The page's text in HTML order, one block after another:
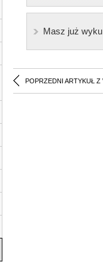
Masz już
POPRZEDNI ARTYKUŁ Z